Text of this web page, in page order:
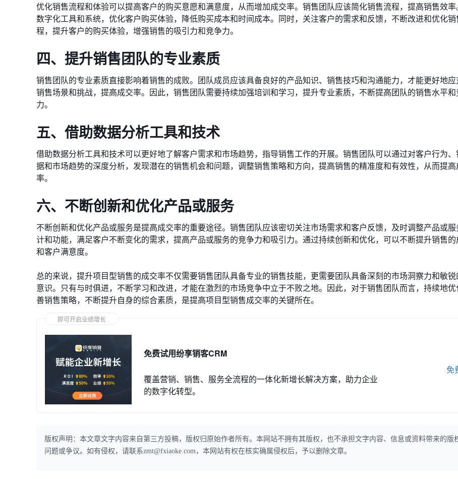
优化销售流程和体验可以提高客户的购买意愿和满意度，从而增加成交率。销售团队应该简化销售流程，提高销售效
数字化工具和系统，优化客户购买体验，降低购买成本和时间成本。同时，关注客户的需求和反馈，不断改进和优化
程，提升客户的购买体验，增强销售的吸引力和竞争力。
四、提升销售团队的专业素质
销售团队的专业素质直接影响着销售的成败。团队成员应该具备良好的产品知识、销售技巧和沟通能力，才能更好地应
销售场景和挑战，提高成交率。因此，销售团队需要持续加强培训和学习，提升专业素质，不断提高团队的销售水平
力。
五、借助数据分析工具和技术
借助数据分析工具和技术可以更好地了解客户需求和市场趋势，指导销售工作的开展。销售团队可以通过对客户行为
据和市场趋势的深度分析，发现潜在的销售机会和问题，调整销售策略和方向，提高销售的精准度和有效性，从而提高
率。
六、不断创新和优化产品或服务
不断创新和优化产品或服务是提高成交率的重要途径。销售团队应该密切关注市场需求和客户反馈，及时调整产品或
计和功能，满足客户不断变化的需求，提高产品或服务的竞争力和吸引力。通过持续创新和优化，可以不断提升销售
和客户满意度。
总的来说，提升项目型销售的成交率不仅需要销售团队具备专业的销售技能，更需要团队具备深刻的市场洞察力和敏锐
意识。只有与时俱进，不断学习和改进，才能在激烈的市场竞争中立于不败之地。因此，对于销售团队而言，持续地
善销售策略，不断提升自身的综合素质，是提高项目型销售成交率的关键所在。
即可开启业绩增长
免费试用纷享销客CRM
覆盖营销、销售、服务全流程的一体化新增长解决方案，助力企业
的数字化转型。
免
版权声明：本文章文字内容来自第三方投稿，版权归原始作者所有。本网站不拥有其版权，也不承担文字内容、信息或资料带来的版
问题或争议。如有侵权，请联系zmt@fxiaoke.com，本网站有权在核实确属侵权后，予以删除文章。